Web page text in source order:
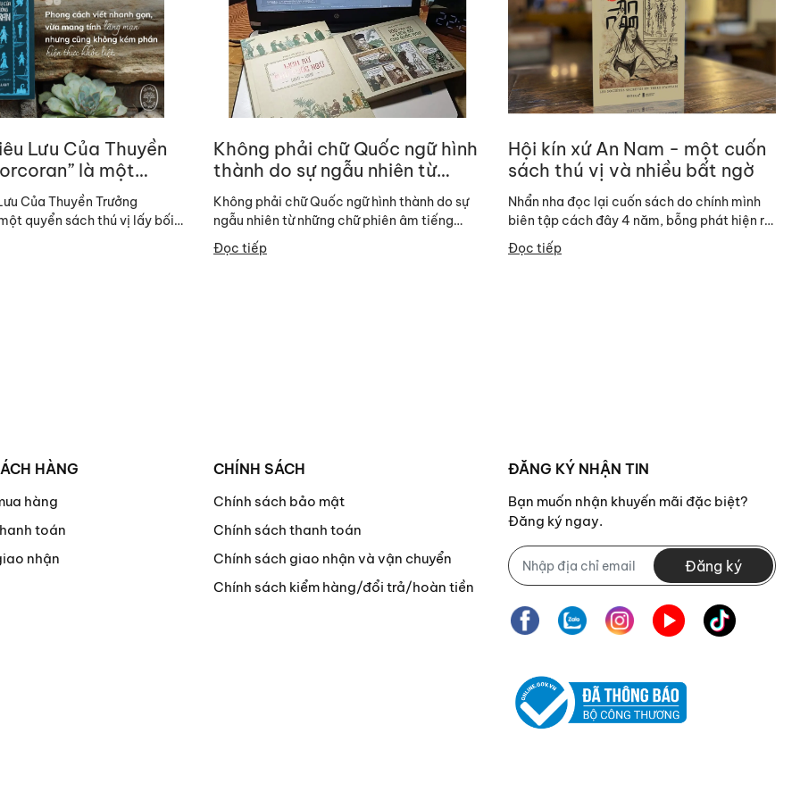
Lưu Của Thuyền
là một
thú vị lấy bối cảnh
Của Thuyền Trưởng
quyển sách thú vị lấy bối
Không phải chữ Quốc ngữ hình
thành do sự ngẫu nhiên từ
những chữ phiên âm tiếng Việt
Không phải chữ Quốc ngữ hình thành do sự
ngẫu nhiên từ những chữ phiên âm tiếng
Việt, thực ra chữ Quốc ngữ hình thành theo...
Đọc tiếp
Hội kín xứ An Nam - một cuốn
sách thú vị và nhiều bất ngờ
Nhẩn nha đọc lại cuốn sách do chính mình
biên tập cách đây 4 năm, bỗng phát hiện ra
vài điều thú vị mà khi chưa...
Đọc tiếp
HÀNG
hàng
toán
nhận
CHÍNH SÁCH
Chính sách bảo mật
Chính sách thanh toán
Chính sách giao nhận và vận chuyển
Chính sách kiểm hàng/đổi trả/hoàn tiền
ĐĂNG KÝ NHẬN TIN
Bạn muốn nhận khuyến mãi đặc biệt?
Đăng ký ngay.
Đăng ký